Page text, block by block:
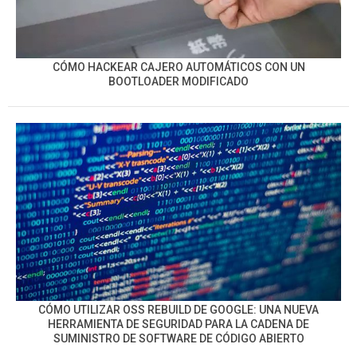
CÓMO HACKEAR CAJERO AUTOMÁTICOS CON UN
BOOTLOADER MODIFICADO
CÓMO UTILIZAR OSS REBUILD DE GOOGLE: UNA NUEVA
HERRAMIENTA DE SEGURIDAD PARA LA CADENA DE
SUMINISTRO DE SOFTWARE DE CÓDIGO ABIERTO